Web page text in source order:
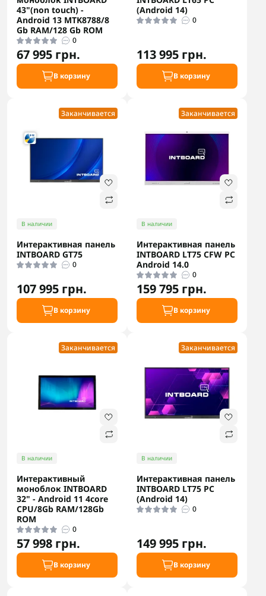
43"(non touch) -
Android 13 MTK8788/8
Gb RAM/128 Gb ROM
0
67 995 грн.
В корзину
(Android 14)
0
113 995 грн.
В корзину
Заканчивается
В наличии
Интерактивная панель
INTBOARD GT75
0
107 995 грн.
В корзину
Заканчивается
В наличии
Интерактивная панель
INTBOARD LT75 CFW PC
Android 14.0
0
159 795 грн.
В корзину
Заканчивается
В наличии
Интерактивный
моноблок INTBOARD
32" - Android 11 4core
CPU/8Gb RAM/128Gb
ROM
0
57 998 грн.
В корзину
Заканчивается
В наличии
Интерактивная панель
INTBOARD LT75 PC
(Android 14)
0
149 995 грн.
В корзину